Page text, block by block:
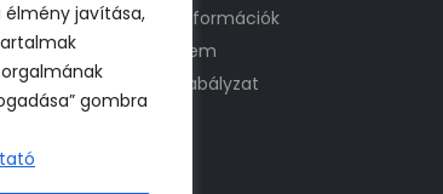
élmény javítása,
gombra
Szállítási információk
Adatvédelem
Visszáruszabályzat